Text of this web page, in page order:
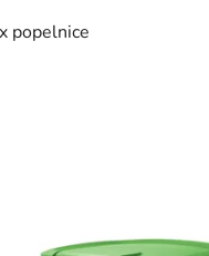
popelnice